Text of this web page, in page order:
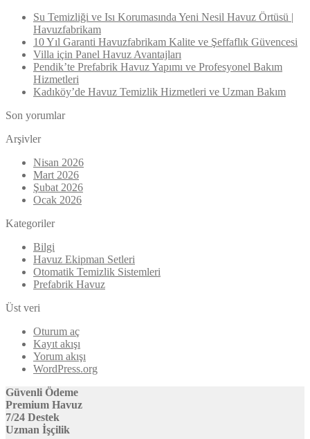
Su Temizliği ve Isı Korumasında Yeni Nesil Havuz Örtüsü |
Havuzfabrikam
10 Yıl Garanti Havuzfabrikam Kalite ve Şeffaflık Güvencesi
Villa için Panel Havuz Avantajları
Pendik’te Prefabrik Havuz Yapımı ve Profesyonel Bakım
Hizmetleri
Kadıköy’de Havuz Temizlik Hizmetleri ve Uzman Bakım
Son yorumlar
Arşivler
Nisan 2026
Mart 2026
Şubat 2026
Ocak 2026
Kategoriler
Bilgi
Havuz Ekipman Setleri
Otomatik Temizlik Sistemleri
Prefabrik Havuz
Üst veri
Oturum aç
Kayıt akışı
Yorum akışı
WordPress.org
Güvenli Ödeme
Premium Havuz
7/24 Destek
Uzman İşçilik